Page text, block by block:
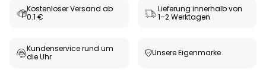
Kostenloser Versand ab
0.1 €
Lieferung innerhalb von
1–2 Werktagen
Kundenservice rund um
die Uhr
Unsere Eigenmarke